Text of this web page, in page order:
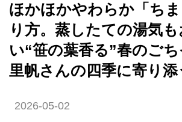
ほかほかやわらか「ち
り方。蒸したての湯気も
い“笹の葉香る”春のご
里帆さんの四季に寄り添
2026-05-02